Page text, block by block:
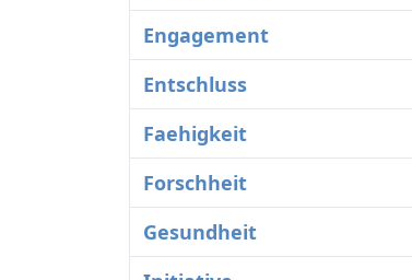
Engagement
Entschluss
Faehigkeit
Forschheit
Gesundheit